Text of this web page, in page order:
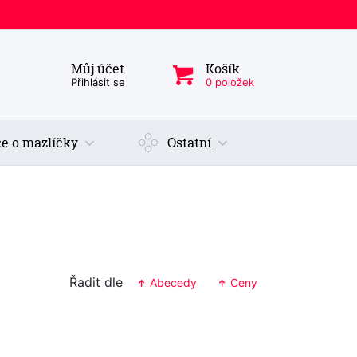
Můj účet
Přihlásit se
Košík
0 položek
produkt, kategorie...
o mazlíčky Ostatní
Řadit dle Abecedy Ceny